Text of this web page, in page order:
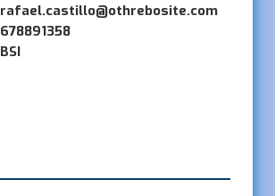
rafael.castillo@othrebosite.com
678891358
BSI